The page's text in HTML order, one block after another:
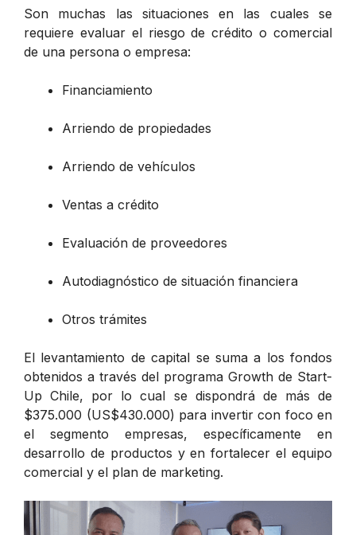
Son muchas las situaciones en las cuales se
requiere evaluar el riesgo de crédito o comercial
de una persona o empresa:
Financiamiento
Arriendo de propiedades
Arriendo de vehículos
Ventas a crédito
Evaluación de proveedores
Autodiagnóstico de situación financiera
Otros trámites
El levantamiento de capital se suma a los fondos
obtenidos a través del programa Growth de Start-
Up Chile, por lo cual se dispondrá de más de
$375.000 (US$430.000) para invertir con foco en
el segmento empresas, específicamente en
desarrollo de productos y en fortalecer el equipo
comercial y el plan de marketing.